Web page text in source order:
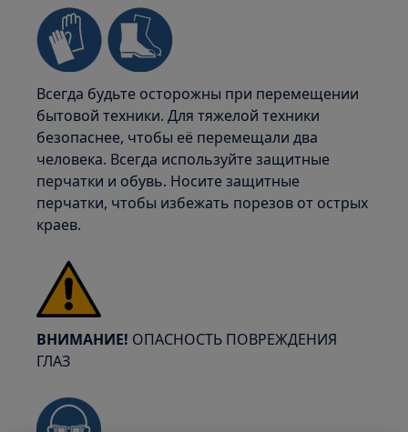
Всегда будьте осторожны при перемещении
бытовой техники. Для тяжелой техники
безопаснее, чтобы её перемещали два
человека. Всегда используйте защитные
перчатки и обувь. Носите защитные
перчатки, чтобы избежать порезов от острых
краев.
ВНИМАНИЕ! ОПАСНОСТЬ ПОВРЕЖДЕНИЯ
ГЛАЗ